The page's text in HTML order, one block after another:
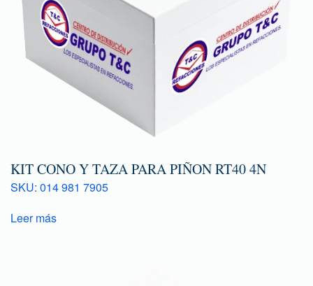
KIT CONO Y TAZA PARA PIÑON RT40 4N
SKU: 014 981 7905
Leer más